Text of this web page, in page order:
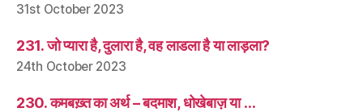
31st October 2023
231. जो प्यारा है, दुलारा है, वह लाडला है या लाड़ला?
24th October 2023
230. कमबख़्त का अर्थ – बदमाश, धोखेबाज़ या …